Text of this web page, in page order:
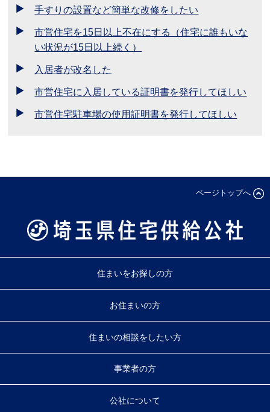
手すりの設置など簡単な改修をしたい
市営住宅を15日以上不在にする（住宅に誰もいな
い状況が15日以上続く）
入居者が改名した
市営住宅に入居している証明書を発行してほしい
市営住宅駐車場の使用証明書を発行してほしい
ページトップへ
住まいをお探しの方
お住まいの方
住まいの相談をしたい方
事業者の方
公社について